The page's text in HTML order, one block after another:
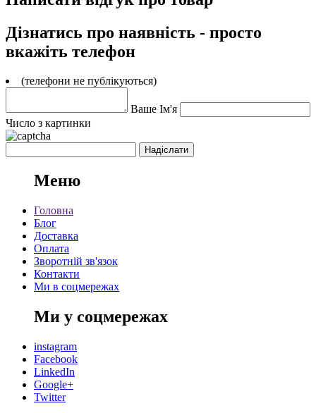
Дізнатись про наявність - просто
вкажіть телефон
(телефони не публікуються)
Ваше Ім'я
Число з картинки
Меню
Головна
Блог
Доставка
Оплата
Зворотній зв'язок
Контакти
Ми в соцмережах
Ми у соцмережах
instagram
Facebook
LinkedIn
Google+
Twitter